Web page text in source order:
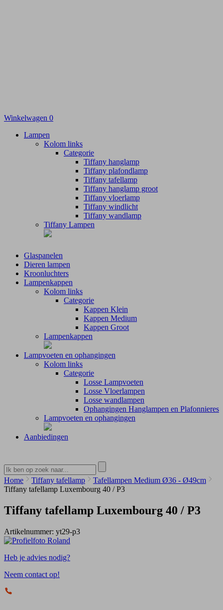
Winkelwagen 0
Lampen
Kolom links
Categorie
Tiffany hanglamp
Tiffany plafondlamp
Tiffany tafellamp
Tiffany hanglamp groot
Tiffany vloerlamp
Tiffany windlicht
Tiffany wandlamp
Tiffany Lampen
Glaspanelen
Dieren lampen
Kroonluchters
Lampenkappen
Kolom links
Categorie
Kappen Klein
Kappen Medium
Kappen Groot
Lampenkappen
Lampvoeten en ophangingen
Kolom links
Categorie
Losse Lampvoeten
Losse Vloerlampen
Losse wandlampen
Ophangingen Hanglampen en Plafonnieres
Lampvoeten en ophangingen
Aanbiedingen
Home Tiffany tafellamp
Tafellampen Medium Ø36 - Ø49cm
Tiffany tafellamp Luxembourg 40 / P3
Tiffany tafellamp Luxembourg 40 / P3
Artikelnummer: yt29-p3
Heb je advies nodig?
Neem contact op!